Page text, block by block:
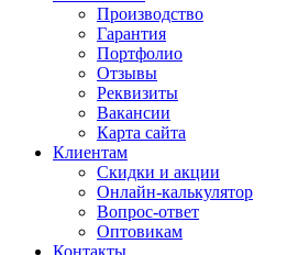
Производство
Гарантия
Портфолио
Отзывы
Реквизиты
Вакансии
Карта сайта
Клиентам
Скидки и акции
Онлайн-калькулятор
Вопрос-ответ
Оптовикам
Контакты